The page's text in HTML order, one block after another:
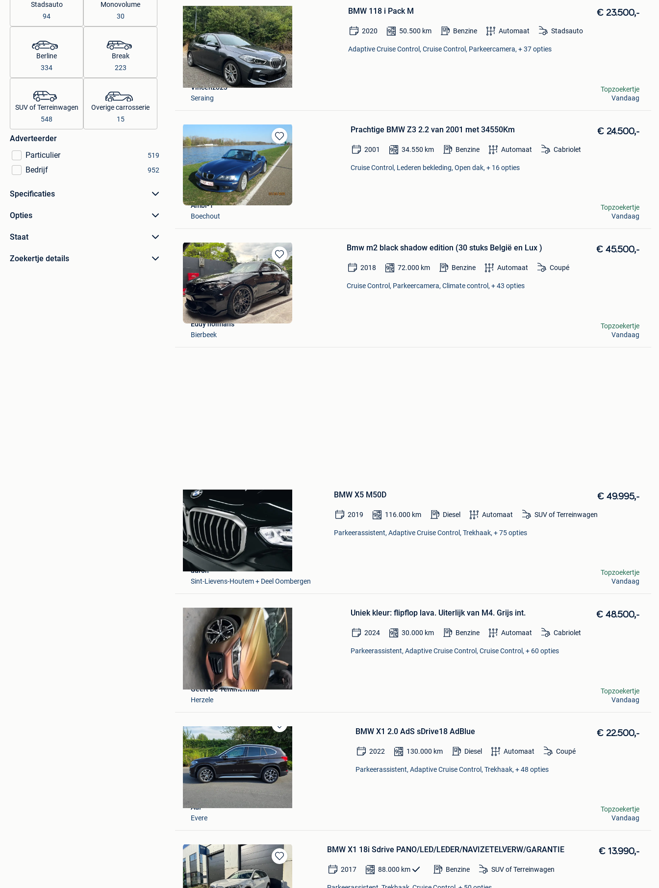
Stadsauto
94
Monovolume
30
Berline
334
Break
223
SUV of Terreinwagen
548
Overige carrosserie
15
Adverteerder
Particulier
519
Bedrijf 952
Specificaties
Opties
Staat
Zoekertje details
Mijn
Favorieten
BMW 118 i Pack M € 23.500,-
2020 50.500 km Benzine Automaat Stadsauto
Adaptive Cruise Control, Cruise Control, Parkeercamera, + 37 opties
Vincenzo23
Seraing
Topzoekertje
Vandaag
Bewaren
in
Mijn
Favorieten
Prachtige BMW Z3 2.2 van 2001 met 34550Km € 24.500,-
2001 34.550 km Benzine Automaat Cabriolet
Cruise Control, Lederen bekleding, Open dak, + 16 opties
Ambi-1
Boechout
Topzoekertje
Vandaag
Bewaren
in
Mijn
Favorieten
Bmw m2 black shadow edition (30 stuks België en Lux ) € 45.500,-
2018 72.000 km Benzine Automaat Coupé
Cruise Control, Parkeercamera, Climate control, + 43 opties
Eddy nolmans
Bierbeek
Topzoekertje
Vandaag
BMW X5 M50D € 49.995,-
2019 116.000 km Diesel Automaat SUV of Terreinwagen
Parkeerassistent, Adaptive Cruise Control, Trekhaak, + 75 opties
aaron
Sint-Lievens-Houtem + Deel Oombergen
Topzoekertje
Vandaag
Bewaren
in
Uniek kleur: flipflop lava. Uiterlijk van M4. Grijs int. € 48.500,-
2024 30.000 km Benzine Automaat Cabriolet
Parkeerassistent, Adaptive Cruise Control, Cruise Control, + 60 opties
Geert De Temmerman
Herzele
Topzoekertje
Vandaag
Bewaren
in
Mijn
Favorieten
BMW X1 2.0 AdS sDrive18 AdBlue € 22.500,-
2022 130.000 km Diesel Automaat Coupé
Parkeerassistent, Adaptive Cruise Control, Trekhaak, + 48 opties
Adi
Evere
Topzoekertje
Vandaag
Bewaren
Mijn
BMW X1 18i Sdrive PANO/LED/LEDER/NAVIZETELVERW/GARANTIE € 13.990,-
2017 88.000 km Benzine SUV of Terreinwagen